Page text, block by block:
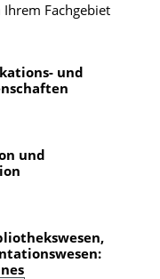
Fachgebiet
und
und